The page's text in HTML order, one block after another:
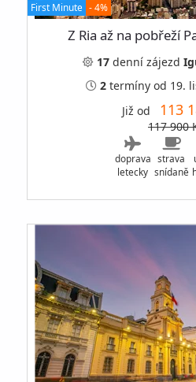
First Minute - 4%
Z Ria až na pobřeží
17 denní zájezd
2 termíny od 19.
Již od 113
117 900
doprava
letecky
strava
snídaně